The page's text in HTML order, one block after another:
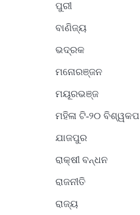
ପୁରୀ
ବାଣିଜ୍ୟ
ଭଦ୍ରକ
ମନୋରଞ୍ଜନ
ମୟୂରଭଞ୍ଜ
ମହିଳା ଟି-୨୦ ବିଶ୍ୱକପ
ଯାଜପୁର
ରାକ୍ଷୀ ବନ୍ଧନ
ରାଜନୀତି
ରାଜ୍ୟ